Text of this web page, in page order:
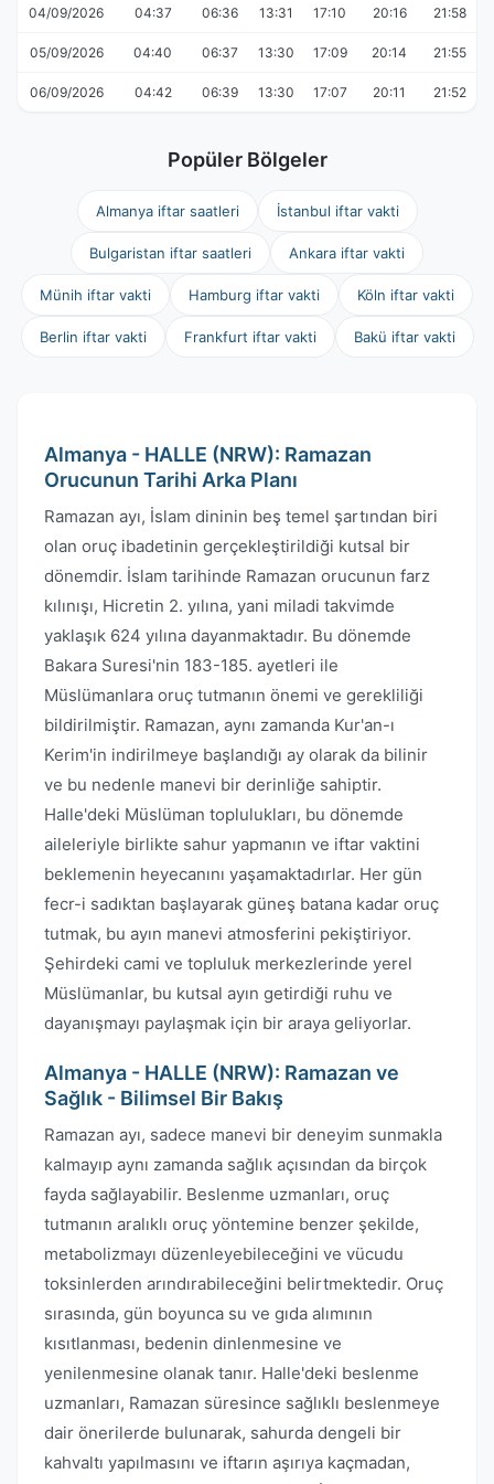
04/09/2026 04:37 06:36 13:31 17:10 20:16 21:58
05/09/2026 04:40 06:37 13:30 17:09 20:14 21:55
06/09/2026 04:42 06:39 13:30 17:07 20:11 21:52
Popüler Bölgeler
Almanya iftar saatleri İstanbul iftar vakti
Bulgaristan iftar saatleri Ankara iftar vakti
Münih iftar vakti Hamburg iftar vakti Köln iftar vakti
Berlin iftar vakti Frankfurt iftar vakti Bakü iftar vakti
Almanya - HALLE (NRW): Ramazan
Orucunun Tarihi Arka Planı
Ramazan ayı, İslam dininin beş temel şartından biri
olan oruç ibadetinin gerçekleştirildiği kutsal bir
dönemdir. İslam tarihinde Ramazan orucunun farz
kılınışı, Hicretin 2. yılına, yani miladi takvimde
yaklaşık 624 yılına dayanmaktadır. Bu dönemde
Bakara Suresi'nin 183-185. ayetleri ile
Müslümanlara oruç tutmanın önemi ve gerekliliği
bildirilmiştir. Ramazan, aynı zamanda Kur'an-ı
Kerim'in indirilmeye başlandığı ay olarak da bilinir
ve bu nedenle manevi bir derinliğe sahiptir.
Halle'deki Müslüman toplulukları, bu dönemde
aileleriyle birlikte sahur yapmanın ve iftar vaktini
beklemenin heyecanını yaşamaktadırlar. Her gün
fecr-i sadıktan başlayarak güneş batana kadar oruç
tutmak, bu ayın manevi atmosferini pekiştiriyor.
Şehirdeki cami ve topluluk merkezlerinde yerel
Müslümanlar, bu kutsal ayın getirdiği ruhu ve
dayanışmayı paylaşmak için bir araya geliyorlar.
Almanya - HALLE (NRW): Ramazan ve
Sağlık - Bilimsel Bir Bakış
Ramazan ayı, sadece manevi bir deneyim sunmakla
kalmayıp aynı zamanda sağlık açısından da birçok
fayda sağlayabilir. Beslenme uzmanları, oruç
tutmanın aralıklı oruç yöntemine benzer şekilde,
metabolizmayı düzenleyebileceğini ve vücudu
toksinlerden arındırabileceğini belirtmektedir. Oruç
sırasında, gün boyunca su ve gıda alımının
kısıtlanması, bedenin dinlenmesine ve
yenilenmesine olanak tanır. Halle'deki beslenme
uzmanları, Ramazan süresince sağlıklı beslenmeye
dair önerilerde bulunarak, sahurda dengeli bir
kahvaltı yapılmasını ve iftarın aşırıya kaçmadan,